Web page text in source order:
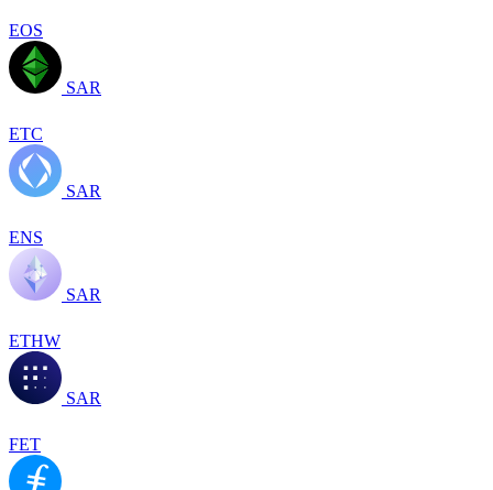
EOS
SAR
ETC
SAR
ENS
SAR
ETHW
SAR
FET